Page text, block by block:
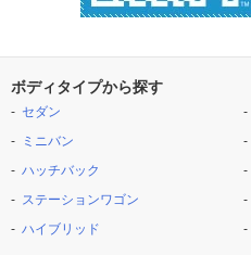
ボディタイプから探す
セダン
ミニバン
ハッチバック
ステーションワゴン
ハイブリッド